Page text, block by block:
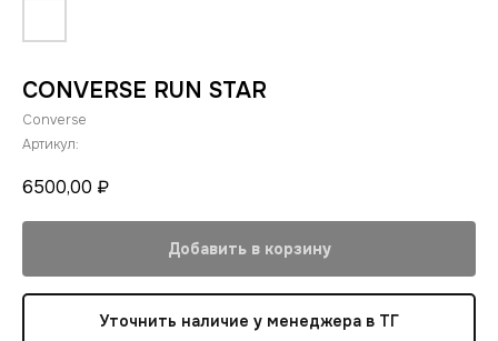
CONVERSE RUN STAR
Converse
Артикул:
6500,00 ₽
Добавить в корзину
Уточнить наличие у менеджера в ТГ